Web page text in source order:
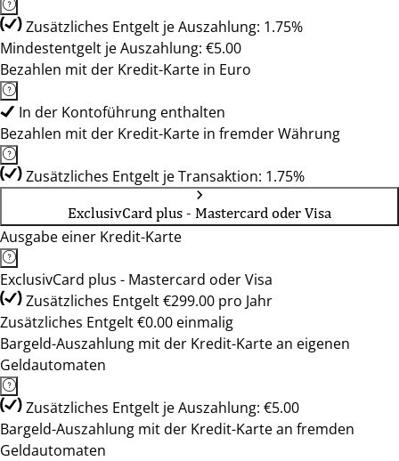
Zusätzliches Entgelt je Auszahlung: 1.75%
Mindestentgelt je Auszahlung: €5.00
Bezahlen mit der Kredit-Karte in Euro
In der Kontoführung enthalten
Bezahlen mit der Kredit-Karte in fremder Währung
Zusätzliches Entgelt je Transaktion: 1.75%
ExclusivCard plus - Mastercard oder Visa
Ausgabe einer Kredit-Karte
ExclusivCard plus - Mastercard oder Visa
Zusätzliches Entgelt €299.00 pro Jahr
Zusätzliches Entgelt €0.00 einmalig
Bargeld-Auszahlung mit der Kredit-Karte an eigenen
Geldautomaten
Zusätzliches Entgelt je Auszahlung: €5.00
Bargeld-Auszahlung mit der Kredit-Karte an fremden
Geldautomaten